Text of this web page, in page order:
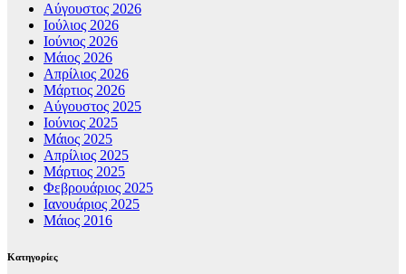
Αύγουστος 2026
Ιούλιος 2026
Ιούνιος 2026
Μάιος 2026
Απρίλιος 2026
Μάρτιος 2026
Αύγουστος 2025
Ιούνιος 2025
Μάιος 2025
Απρίλιος 2025
Μάρτιος 2025
Φεβρουάριος 2025
Ιανουάριος 2025
Μάιος 2016
Kατηγορίες